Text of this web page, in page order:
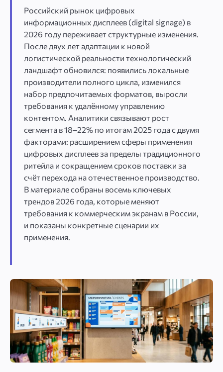
Российский рынок цифровых
информационных дисплеев (digital signage) в
2026 году переживает структурные изменения.
После двух лет адаптации к новой
логистической реальности технологический
ландшафт обновился: появились локальные
производители полного цикла, изменился
набор предпочитаемых форматов, выросли
требования к удалённому управлению
контентом. Аналитики связывают рост
сегмента в 18–22% по итогам 2025 года с двумя
факторами: расширением сферы применения
цифровых дисплеев за пределы традиционного
ритейла и сокращением сроков поставки за
счёт перехода на отечественное производство.
В материале собраны восемь ключевых
трендов 2026 года, которые меняют
требования к коммерческим экранам в России,
и показаны конкретные сценарии их
применения.